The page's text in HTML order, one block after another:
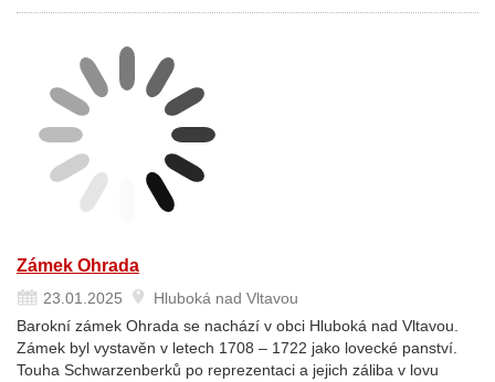
Zámek Ohrada
23.01.2025
Hluboká nad Vltavou
Barokní zámek Ohrada se nachází v obci Hluboká nad Vltavou.
Zámek byl vystavěn v letech 1708 – 1722 jako lovecké panství.
Touha Schwarzenberků po reprezentaci a jejich záliba v lovu